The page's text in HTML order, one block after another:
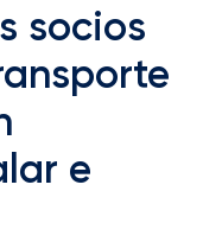
socios
e